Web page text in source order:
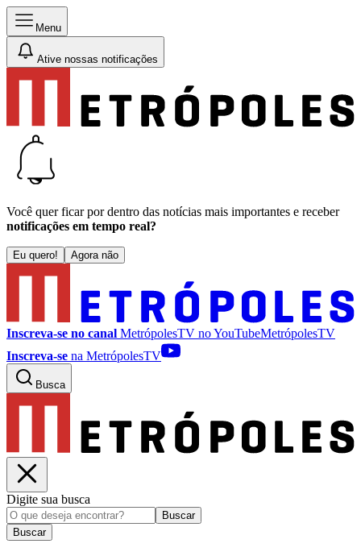
Menu
Ative nossas notificações
Você quer ficar por dentro das notícias mais importantes e receber
notificações em tempo real?
Eu quero! Agora não
Inscreva-se no canal MetrópolesTV noYouTubeMetrópolesTV
Inscreva-se na MetrópolesTV
Busca
Digite sua busca
Buscar
Buscar